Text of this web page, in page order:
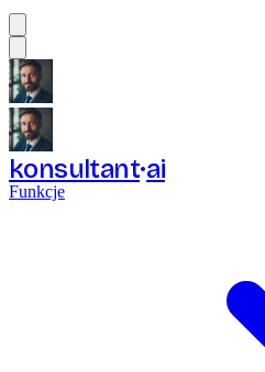
konsultant ai
Funkcje